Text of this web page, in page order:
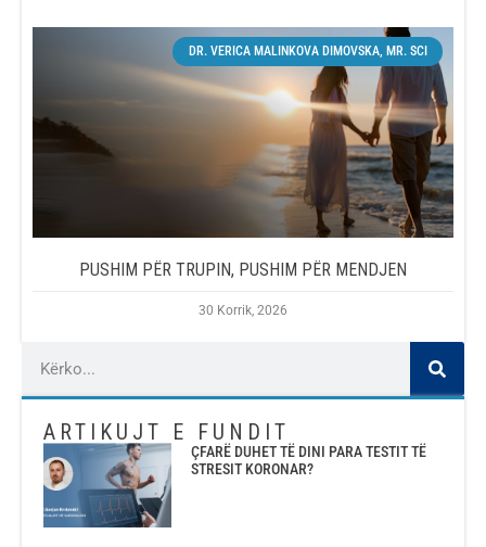
DR. VERICA MALINKOVA DIMOVSKA, MR. SCI
PUSHIM PËR TRUPIN, PUSHIM PËR MENDJEN
30 Korrik, 2026
ARTIKUJT E FUNDIT
ÇFARË DUHET TË DINI PARA TESTIT TË
STRESIT KORONAR?